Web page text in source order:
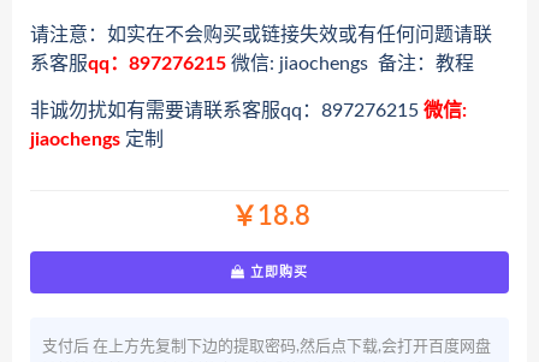
请注意：如实在不会购买或链接失效或有任何问题请联
系客服qq：897276215 微信: jiaochengs 备注：教程
非诚勿扰如有需要请联系客服qq：897276215 微信:
jiaochengs 定制
￥18.8
立即购买
支付后 在上方先复制下边的提取密码,然后点下载,会打开百度网盘